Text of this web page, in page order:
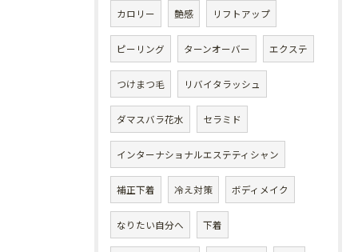
カロリー 艶感 リフトアップ
ピーリング ターンオーバー エクステ
つけまつ毛 リバイタラッシュ
ダマスバラ花水 セラミド
インターナショナルエステティシャン
補正下着 冷え対策 ボディメイク
なりたい自分へ 下着